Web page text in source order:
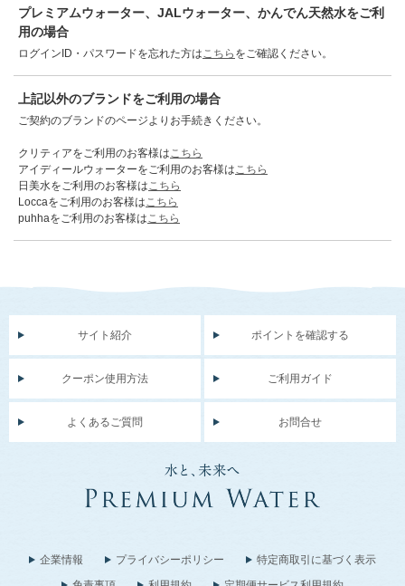
プレミアムウォーター、JALウォーター、かんでん天然水をご利
用の場合
ログインID・パスワードを忘れた方はこちら をご確認ください。
上記以外のブランドをご利用の場合
ご契約のブランドのページよりお手続きください。
クリティアをご利用のお客様はこちら
アイディールウォーターをご利用のお客様はこちら
日美水をご利用のお客様はこちら
Loccaをご利用のお客様はこちら
puhhaをご利用のお客様はこちら
サイト紹介 ポイントを確認する
クーポン使用方法 ご利用ガイド
よくあるご質問 お問合せ
企業情報 プライバシーポリシー
特定商取引に基づく表示